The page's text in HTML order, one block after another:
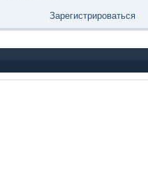
Зарегистрироваться